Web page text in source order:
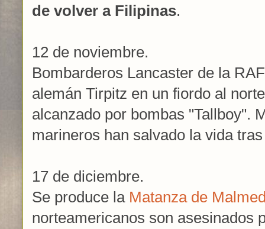
de volver a Filipinas.
12 de noviembre.
Bombarderos Lancaster de la
alemán Tirpitz en un fiordo al
alcanzado por bombas "Tallboy".
marineros han salvado la vida
17 de diciembre.
Se produce la Matanza de
norteamericanos son asesinados